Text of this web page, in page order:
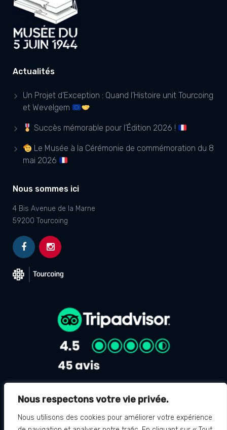
Nous respectons votre vie privée.
Nous utilisons des cookies pour améliorer votre expérience
Actualités
Un Projet d’Exception : Quand l’Histoire unit Tourcoing
et Wevelgem
Succès mémorable pour l’Édition 2026 !
Le Musée à la Cérémonie de commémoration du 8
mai 2026
Nous sommes ici
4 Bis Avenue de la Marne
59200 Tourcoing
Avis Google